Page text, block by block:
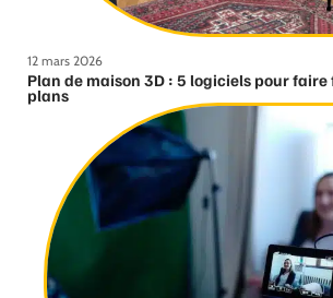
12 mars 2026
Plan de maison 3D : 5 logiciels pour
plans